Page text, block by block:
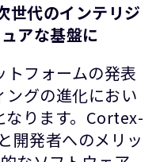
代のインテリジ
アな基盤に
トフォームの発表
ングの進化におい
なります。Cortex-
開発者へのメリッ